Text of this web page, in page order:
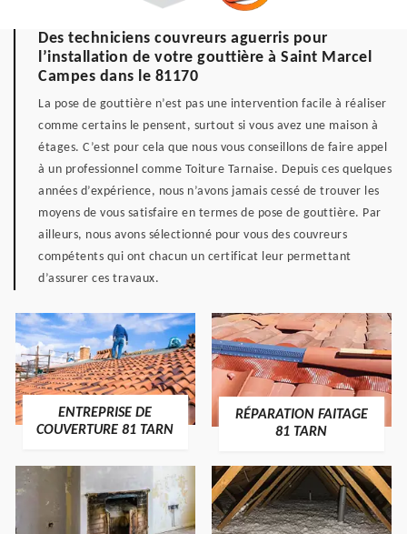
Des techniciens couvreurs aguerris pour
l’installation de votre gouttière à Saint Marcel
Campes dans le 81170
La pose de gouttière n’est pas une intervention facile à réaliser
comme certains le pensent, surtout si vous avez une maison à
étages. C’est pour cela que nous vous conseillons de faire appel
à un professionnel comme Toiture Tarnaise. Depuis ces quelques
années d’expérience, nous n’avons jamais cessé de trouver les
moyens de vous satisfaire en termes de pose de gouttière. Par
ailleurs, nous avons sélectionné pour vous des couvreurs
compétents qui ont chacun un certificat leur permettant
d’assurer ces travaux.
ENTREPRISE DE
COUVERTURE 81 TARN
RÉPARATION FAITAGE
81 TARN